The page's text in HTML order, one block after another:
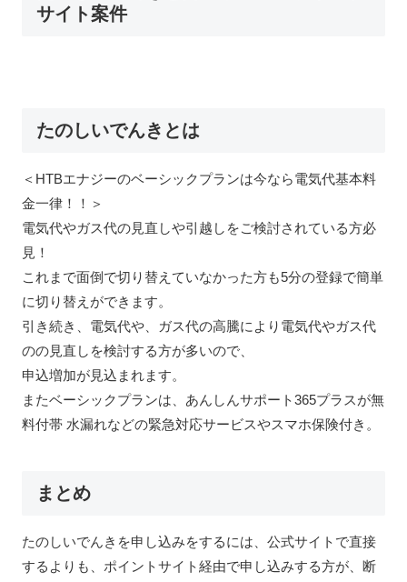
サイト案件
たのしいでんきとは
＜HTBエナジーのベーシックプランは今なら電気代基本料
金一律！！＞
電気代やガス代の見直しや引越しをご検討されている方必
見！
これまで面倒で切り替えていなかった方も5分の登録で簡単
に切り替えができます。
引き続き、電気代や、ガス代の高騰により電気代やガス代
のの見直しを検討する方が多いので、
申込増加が見込まれます。
またベーシックプランは、あんしんサポート365プラスが無
料付帯 水漏れなどの緊急対応サービスやスマホ保険付き。
まとめ
たのしいでんきを申し込みをするには、公式サイトで直接
するよりも、ポイントサイト経由で申し込みする方が、断